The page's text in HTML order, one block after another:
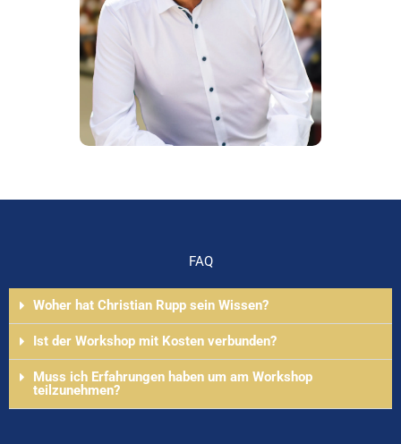
FAQ
Woher hat Christian Rupp sein Wissen?
Ist der Workshop mit Kosten verbunden?
Muss ich Erfahrungen haben um am Workshop
teilzunehmen?